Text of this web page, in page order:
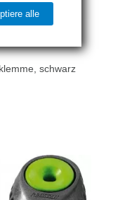
schwarz
alle